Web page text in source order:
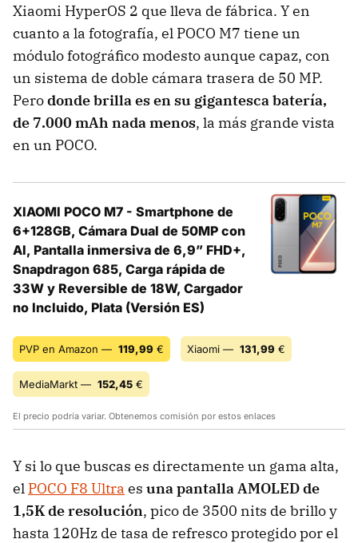
Xiaomi HyperOS 2 que lleva de fábrica. Y en
cuanto a la fotografía, el POCO M7 tiene un
módulo fotográfico modesto aunque capaz, con
un sistema de doble cámara trasera de 50 MP.
Perodonde brilla es en su gigantesca batería,
de 7.000 mAh nada menos, la más grande vista
en un POCO.
XIAOMI POCO M7 - Smartphone de
6+128GB, Cámara Dual de 50MP con
AI, Pantalla inmersiva de 6,9” FHD+,
Snapdragon 685, Carga rápida de
33W y Reversible de 18W, Cargador
no Incluido, Plata (Versión ES)
PVP en Amazon — 119,99 € Xiaomi — 131,99 €
MediaMarkt — 152,45 €
El precio podría variar. Obtenemos comisión por estos enlaces
Y si lo que buscas es directamente un gama alta,
el POCO F8 Ultra es una pantalla AMOLED de
1,5K de resolución, pico de 3500 nits de brillo y
hasta 120Hz de tasa de refresco protegido por el